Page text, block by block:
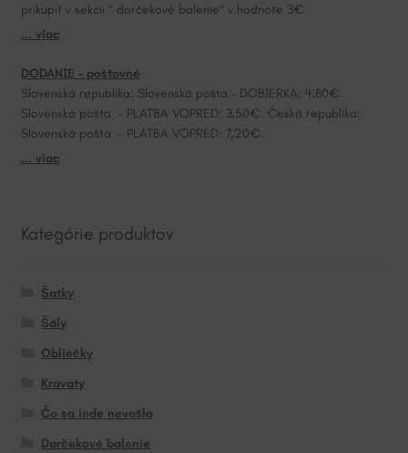
prikúpiť v sekcii “ darčekové balenie“ v hodnote 3€
... viac
DODANIE – poštovné
Slovenská republika: Slovenská pošta – DOBIERKA: 4,80€.
Slovenská pošta – PLATBA VOPRED: 3,50€. Česká republika:
Slovenská pošta – PLATBA VOPRED: 7,20€.
... viac
Kategórie produktov
Šatky
Šály
Obliečky
Kravaty
Čo sa inde nevošlo
Darčekové balenie